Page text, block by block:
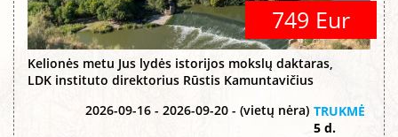
749 Eur
Kelionės metu Jus lydės istorijos mokslų daktaras,
LDK instituto direktorius Rūstis Kamuntavičius
2026-09-16 - 2026-09-20 - (vietų nėra) TRUKMĖ
5 d.